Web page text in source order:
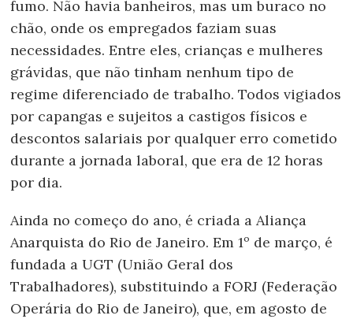
fumo. Não havia banheiros, mas um buraco no
chão, onde os empregados faziam suas
necessidades. Entre eles, crianças e mulheres
grávidas, que não tinham nenhum tipo de
regime diferenciado de trabalho. Todos vigiados
por capangas e sujeitos a castigos físicos e
descontos salariais por qualquer erro cometido
durante a jornada laboral, que era de 12 horas
por dia.
Ainda no começo do ano, é criada a Aliança
Anarquista do Rio de Janeiro. Em 1º de março, é
fundada a UGT (União Geral dos
Trabalhadores), substituindo a FORJ (Federação
Operária do Rio de Janeiro), que, em agosto de